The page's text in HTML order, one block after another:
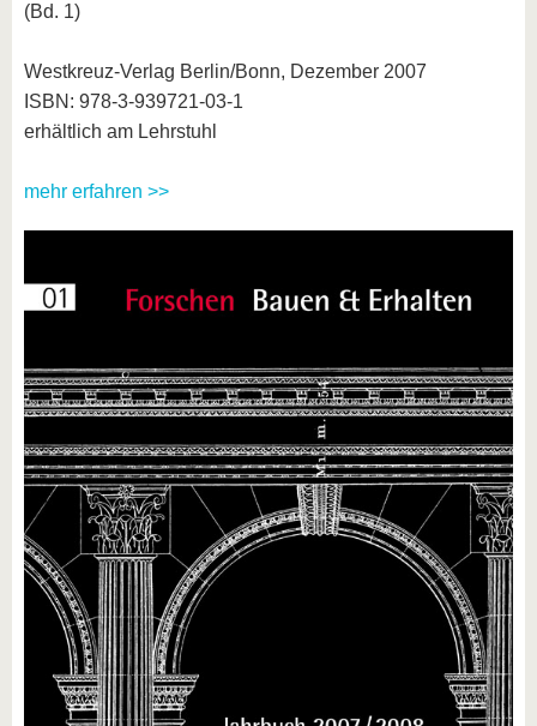
(Bd. 1)
Westkreuz-Verlag Berlin/Bonn, Dezember 2007
ISBN: 978-3-939721-03-1
erhältlich am Lehrstuhl
mehr erfahren >>